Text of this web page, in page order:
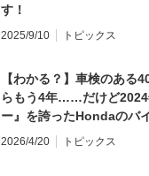
す！
2025/9/10 トピックス
【わかる？】車検のある
らもう4年……だけど2024
ー』を誇ったHondaのバ
う？
2026/4/20 トピックス